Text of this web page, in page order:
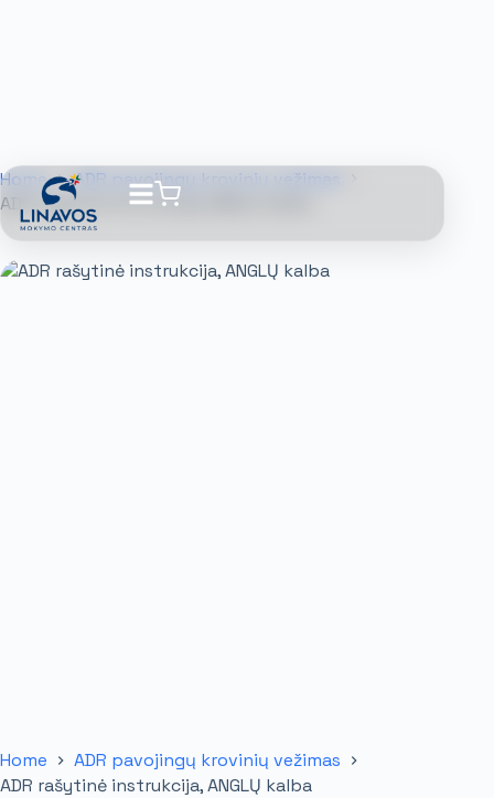
Home
ADR pavojingų krovinių vežimas
ADR rašytinė instrukcija, ANGLŲ kalba
Home
ADR pavojingų krovinių vežimas
ADR rašytinė instrukcija, ANGLŲ kalba